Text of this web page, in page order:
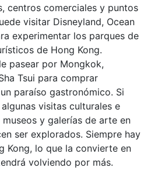
centros comerciales y puntos
visitar Disneyland, Ocean
experimentar los parques de
de Hong Kong.
pasear por Mongkok,
Tsui para comprar
paraíso gastronómico. Si
visitas culturales e
y galerías de arte en
ser explorados. Siempre hay
Kong, lo que la convierte en
volviendo por más.